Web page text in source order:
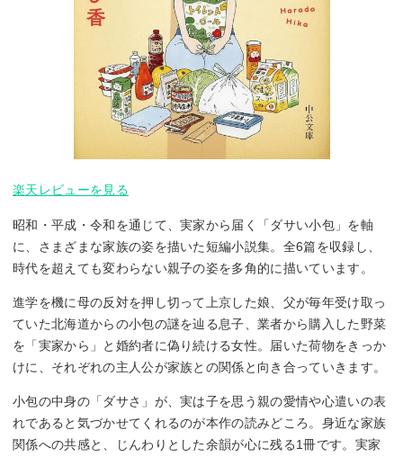
楽天レビューを見る
昭和・平成・令和を通じて、実家から届く「ダサい小包」を軸
に、さまざまな家族の姿を描いた短編小説集。全6篇を収録し、
時代を超えても変わらない親子の姿を多角的に描いています。
進学を機に母の反対を押し切って上京した娘、父が毎年受け取っ
ていた北海道からの小包の謎を辿る息子、業者から購入した野菜
を「実家から」と婚約者に偽り続ける女性。届いた荷物をきっか
けに、それぞれの主人公が家族との関係と向き合っていきます。
小包の中身の「ダサさ」が、実は子を思う親の愛情や心遣いの表
れであると気づかせてくれるのが本作の読みどころ。身近な家族
関係への共感と、じんわりとした余韻が心に残る1冊です。実家